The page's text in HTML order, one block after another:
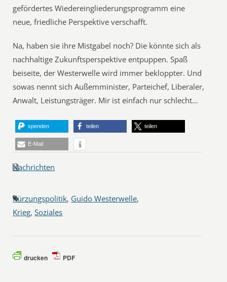
gefördertes Wiedereingliederungsprogramm eine
neue, friedliche Perspektive verschafft.
Na, haben sie ihre Mistgabel noch? Die könnte sich als
nachhaltige Zukunftsperspektive entpuppen. Spaß
beiseite, der Westerwelle wird immer bekloppter. Und
sowas nennt sich Außemminister, Parteichef, Liberaler,
Anwalt, Leistungsträger. Mir ist einfach nur schlecht…
spenden teilen teilen
E-Mail
Nachrichten
Kürzungspolitik, Guido Westerwelle,
Krieg,Soziales
drucken PDF